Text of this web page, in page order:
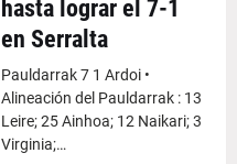
hasta lograr el 7-1
en Serralta
Pauldarrak 7 1 Ardoi •
Alineación del Pauldarrak : 13
Leire; 25 Ainhoa; 12 Naikari; 3
Virginia;…